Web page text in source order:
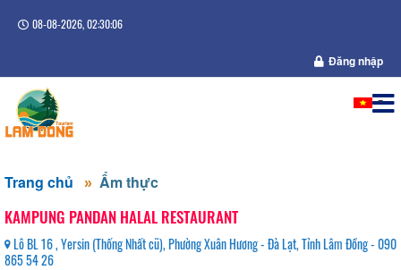
08-08-2026, 02:30:07
Đăng nhập
Trang chủ Ẩm thực
KAMPUNG PANDAN HALAL RESTAURANT
Lô BL 16 , Yersin (Thống Nhất cũ), Phường Xuân Hương - Đà Lạt, Tỉnh Lâm Đồng - 090
865 54 26